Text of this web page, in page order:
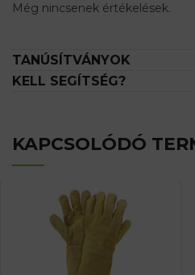
Még nincsenek értékelések.
TANÚSÍTVÁNYOK
KELL SEGÍTSÉG?
KAPCSOLÓDÓ